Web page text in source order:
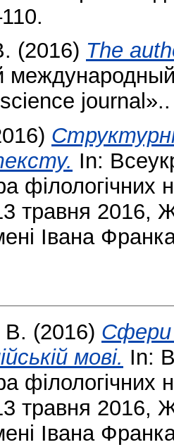
(2016) The
In:
травня 2016,
Івана
В. (2016) Сфери
мові. In:
травня 2016,
Івана